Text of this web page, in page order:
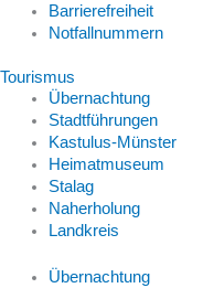
Barrierefreiheit
Notfallnummern
Tourismus
Übernachtung
Stadtführungen
Kastulus-Münster
Heimatmuseum
Stalag
Naherholung
Landkreis
Übernachtung